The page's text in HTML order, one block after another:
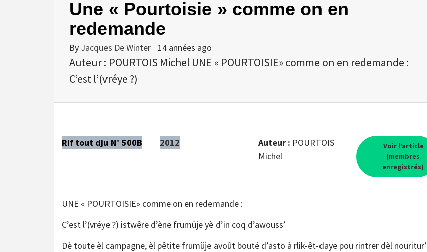
Une « Pourtoisie » comme on en
redemande
By Jacques De Winter 14 années ago
Auteur : POURTOIS Michel UNE « POURTOISIE» comme on en redemande :
C’est l’(vréye ?)
Rif tout dju N° 500B 2012 Auteur : POURTOIS
Michel
Voir l’article
(membres
enregistrés)
UNE « POURTOISIE» comme on en redemande :
C’est l’(vréye ?) istwêre d’ène frumüje yè d’in coq d’awouss’
Dè toute èl campagne, èl pêtite frumüje avoût bouté d’asto à rlik-êt-daye pou rintrer dèl nouritur’